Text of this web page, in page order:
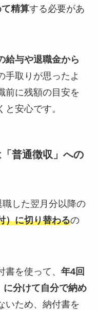
精算する必要があ
給与や退職金から
手取りが思ったよ
前に残額の目安を
安心です。
普通徴収」への
した翌月分以降の
）に切り替わるの
を使って、 年4回
に分けて自分で納め
いため、納付書を